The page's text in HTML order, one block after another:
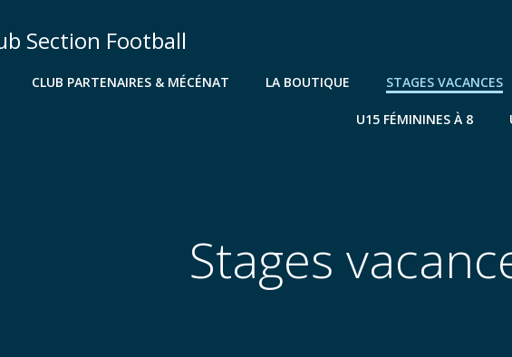
Section Football
CLUB PARTENAIRES & MÉCÉNAT LA BOUTIQUE STAGES VACANCES
U15 FÉMININES À 8
Stages